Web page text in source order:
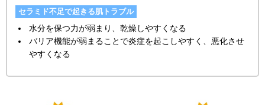
セラミド不足で起きる肌トラブル
水分を保つ力が弱まり、乾燥しやすくなる
バリア機能が弱まることで炎症を起こしやすく、悪化させ
やすくなる